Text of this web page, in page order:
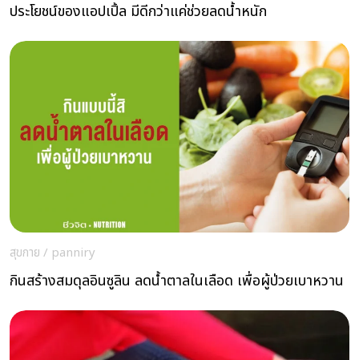
ประโยชน์ของแอปเปิ้ล มีดีกว่าแค่ช่วยลดน้ำหนัก
สุขกาย / panniry
กินสร้างสมดุลอินซูลิน ลดน้ำตาลในเลือด เพื่อผู้ป่วยเบาหวาน